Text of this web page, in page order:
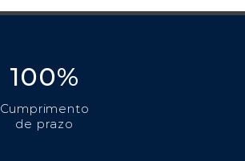
100%
Cumprimento
de prazo